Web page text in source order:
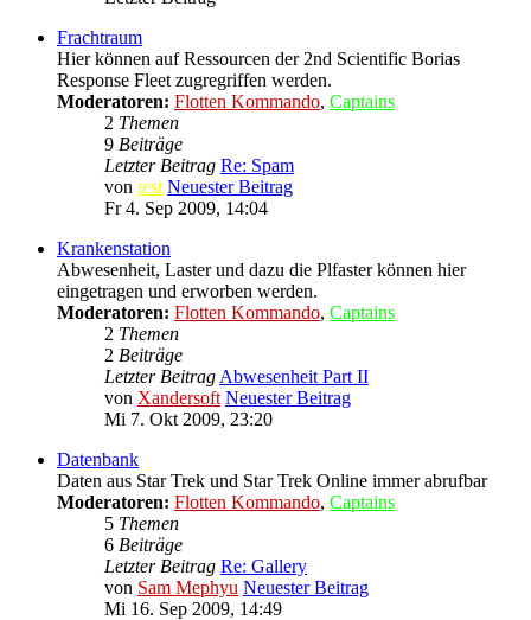
Frachtraum
Hier können auf Ressourcen der 2nd Scientific Borias
Response Fleet zugregriffen werden.
Moderatoren: Flotten Kommando, Captains
2 Themen
9 Beiträge
Letzter Beitrag Re: Spam
von test Neuester Beitrag
Fr 4. Sep 2009, 14:04
Krankenstation
Abwesenheit, Laster und dazu die Plfaster können hier
eingetragen und erworben werden.
Moderatoren: Flotten Kommando, Captains
2 Themen
2 Beiträge
Letzter Beitrag Abwesenheit Part II
von Xandersoft Neuester Beitrag
Mi 7. Okt 2009, 23:20
Datenbank
Daten aus Star Trek und Star Trek Online immer abrufbar
Moderatoren: Flotten Kommando, Captains
5 Themen
6 Beiträge
Letzter Beitrag Re: Gallery
von Sam Mephyu Neuester Beitrag
Mi 16. Sep 2009, 14:49